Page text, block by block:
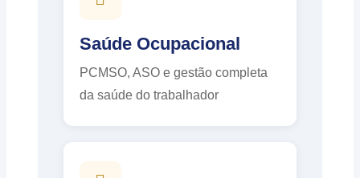
Saúde Ocupacional
PCMSO, ASO e gestão completa
da saúde do trabalhador